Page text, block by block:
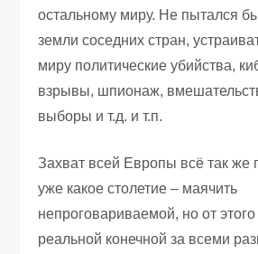
остальному миру. Не пытался
земли соседних стран,
миру политические убийства,
взрывы, шпионаж,
выборы и т.д. и т.п.
Захват всей Европы всё так же
уже какое столетие – маячить
непроговариваемой, но от
реальной конечной за всеми